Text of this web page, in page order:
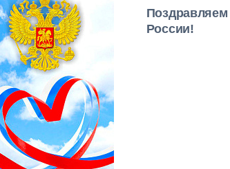
России!